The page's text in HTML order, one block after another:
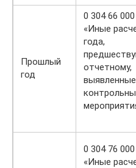
Прошлый
год
0 304 66 000
«Иные
года,
отчетному,
0 304 76 000
«Иные